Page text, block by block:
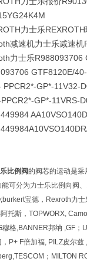
力士乐
减速机力士乐减速
力士乐R988093706
GTF8120E/
PPCR2*-GP*-
PPCR2*-GP*-11VRS-
比例阀的阀芯的运动是采
可分为力士乐比例向阀
宝德，Rexroth力
阿托斯，TOPWORX,
穆格,BANNER邦纳 ,GF
，P+ F倍加福, PILZ皮尔
；MILTON